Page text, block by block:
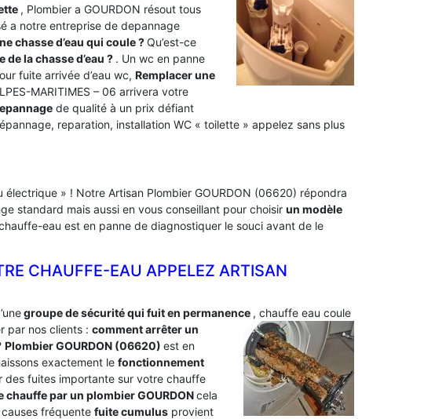
, Plombier a GOURDON résout tous
a notre entreprise de depannage
chasse d’eau qui coule ?Qu’est-ce
la chasse d’eau ? . Un wc en panne
fuite arrivée d’eau wc, Remplacer une
MARITIMES – 06 arrivera votre
de qualité à un prix défiant
reparation, installation WC « toilette » appelez sans plus
électrique » ! Notre Artisan Plombier GOURDON (06620) répondra
standard mais aussi en vous conseillant pour choisir un modèle
eau est en panne de diagnostiquer le souci avant de le
CHAUFFE-EAU APPELEZ ARTISAN
groupe de sécurité qui fuit en permanence , chauffe eau coule
par nos clients : comment arrêter un
Plombier GOURDON (06620) est en
exactement le fonctionnement
des fuites importante sur votre chauffe
par un plombier GOURDONcela
fréquente fuite cumulus provient